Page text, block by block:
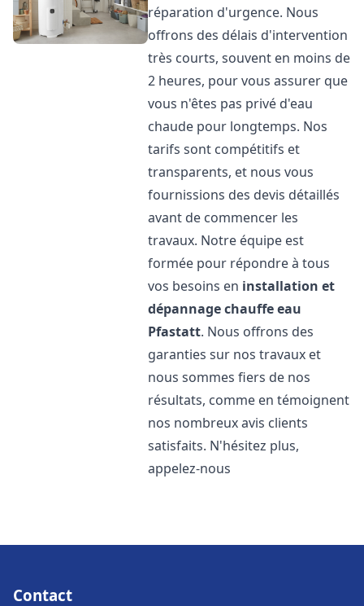
réparation d'urgence. Nous
offrons des délais d'intervention
très courts, souvent en moins de
2 heures, pour vous assurer que
vous n'êtes pas privé d'eau
chaude pour longtemps. Nos
tarifs sont compétitifs et
transparents, et nous vous
fournissions des devis détaillés
avant de commencer les
travaux. Notre équipe est
formée pour répondre à tous
vos besoins en installation et
dépannage chauffe eau
Pfastatt. Nous offrons des
garanties sur nos travaux et
nous sommes fiers de nos
résultats, comme en témoignent
nos nombreux avis clients
satisfaits. N'hésitez plus,
appelez-nous
Contact